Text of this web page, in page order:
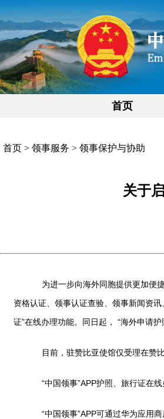
首页
首页 > 领事服务 > 领事保护与协助
关于
为进一步向海外同胞提供更加便捷
资格认证、领事认证查验、领事新闻资
证”在线办理功能。同日起， “海外申请
目前，驻赞比亚使馆仅受理在赞比
“中国领事”APP护照、旅行证在线
“中国领事”APP可通过华为应用商